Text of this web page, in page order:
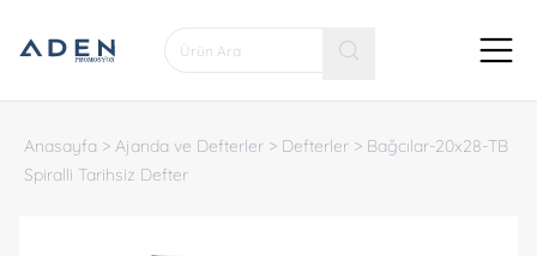
Anasayfa > Ajanda ve Defterler > Defterler > Bağcılar-20x28-TB
Spiralli Tarihsiz Defter